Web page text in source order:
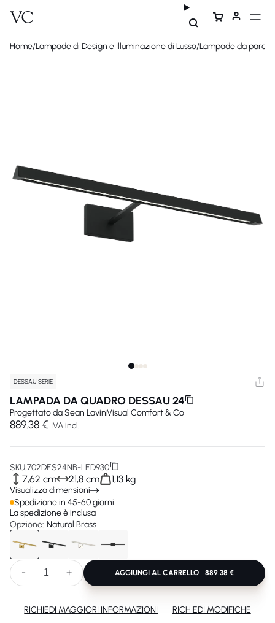
Home/Lampade di Design e Illuminazione di Lusso/Lampade da
DESSAU SERIE
LAMPADA DA QUADRO DESSAU 24
Progettato daSean LavinVisual Comfort & Co
889.38 € IVA incl.
SKU:702DES24NB-LED930
7,62 cm 21,8 cm 1,13 kg
Visualizza dimensioni
Spedizione in 45-60 giorni
La spedizione è inclusa
Opzione: Natural Brass
- + AGGIUNGI AL CARRELLO 889.38 €
RICHIEDI MAGGIORI INFORMAZIONI RICHIEDI MODIFICHE